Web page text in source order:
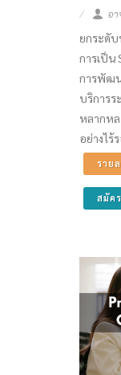
อา
ยกระดั
การเป็น
การพัฒน
บริการร
หลากห
อย่างไร้
ราย
สมัค